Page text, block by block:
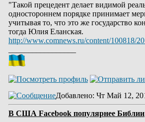
"Такой прецедент делает видимой
одностороннем порядке принимает
учитывая то, что это же государство
тогда Юлия Еланская.
http://www.comnews.ru/content/100818/
Добавлено: Чт Май 12,
В США Facebook популярнее Библии